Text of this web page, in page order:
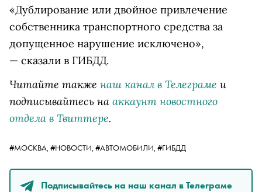
«Дублирование или двойное привлечение
собственника транспортного средства за
допущенное нарушение исключено»,
— сказали в ГИБДД.
Читайте также наш канал в Телеграме и
подписывайтесь на аккаунт новостного
отдела в Твиттере.
#МОСКВА, #НОВОСТИ, #АВТОМОБИЛИ, #ГИБДД
Подписывайтесь на наш канал в Телеграме